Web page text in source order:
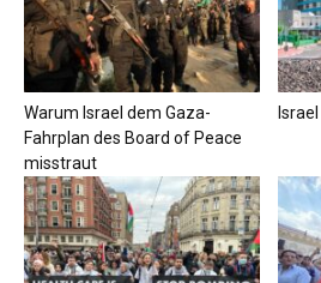
Warum Israel dem Gaza-
Fahrplan des Board of Peace
misstraut